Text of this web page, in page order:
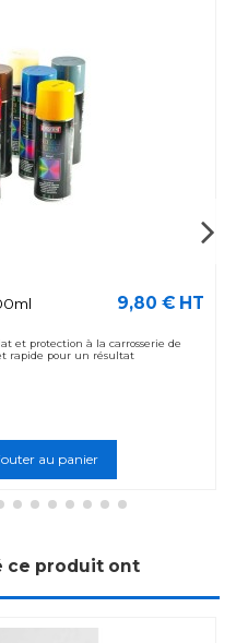
9,80 € HT
et protection à la carrosserie de
rapide pour un résultat
au panier
ce produit ont